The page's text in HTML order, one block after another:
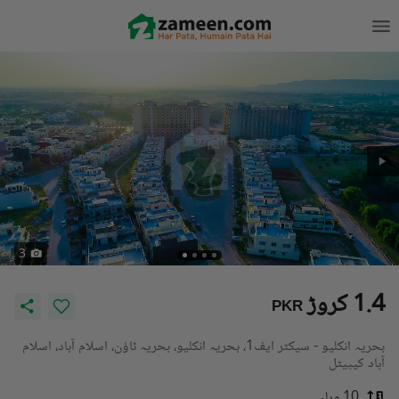
3
PKR 1.4 کروڑ
بحریہ انکلیو - سیکٹر ایف1، بحریہ انکلیو، بحریہ ٹاؤن، اسلام آباد، اسلام
آباد کیپیٹل